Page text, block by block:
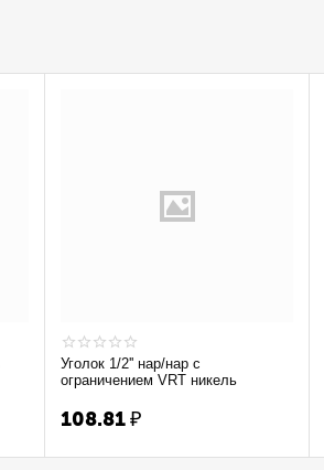
Уголок 1/2'' нар/нар с
ограничением VRT никель
108.81₽